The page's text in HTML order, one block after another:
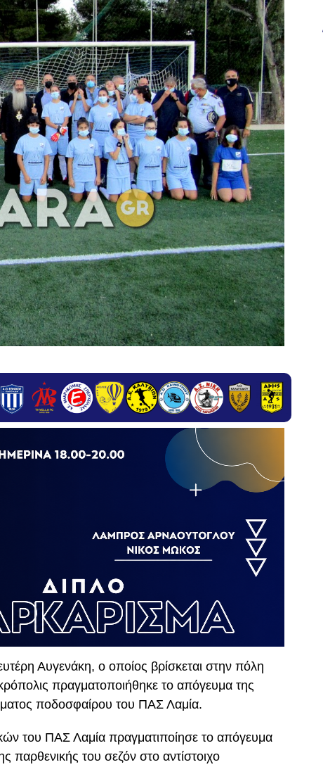
Αυγενάκη, ο οποίος βρίσκεται στην πόλη
πραγματοποιήθηκε το απόγευμα της
ποδοσφαίρου του ΠΑΣ Λαμία.
του ΠΑΣ Λαμία πραγματιποίησε το απόγευμα
παρθενικής του σεζόν στο αντίστοιχο